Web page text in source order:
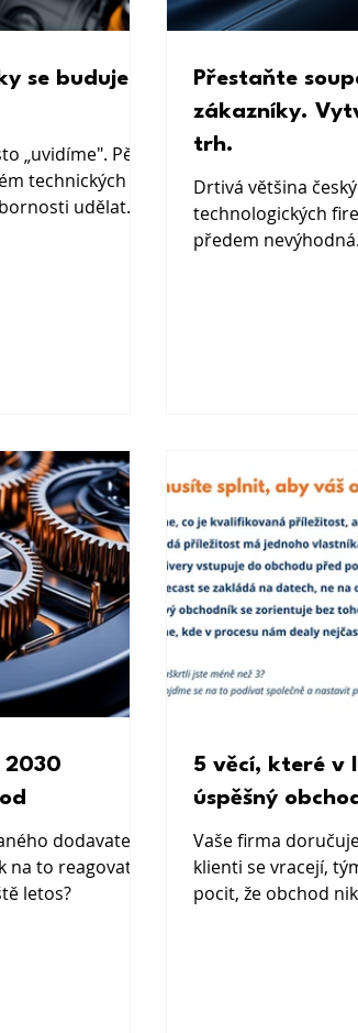
se buduje
„uvidíme". Pět
technických
udělat
Přestaňte
zákazníky.
trh.
Drtivá většina
technologických
předem
obraz použili
Renée Ma
2030
dodavatele
letos?
5 věcí, které v
úspěšný
Vaše firma
klienti se vracejí,
pocit, že obchod